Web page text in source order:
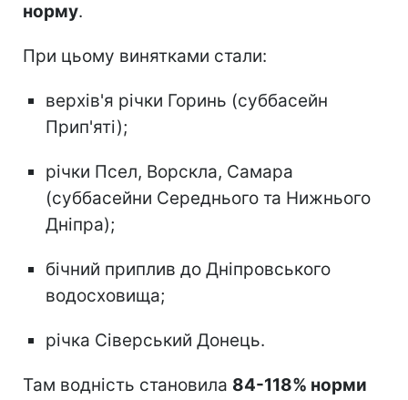
норму.
При цьому винятками стали:
верхів'я річки Горинь (суббасейн
Прип'яті);
річки Псел, Ворскла, Самара
(суббасейни Середнього та Нижнього
Дніпра);
бічний приплив до Дніпровського
водосховища;
річка Сіверський Донець.
Там водність становила 84-118% норми